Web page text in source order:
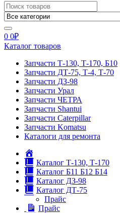
Search
for:
0 0₽
Каталог товаров
Запчасти Т-130, Т-170, Б10
Запчасти ДТ-75, Т-4, Т-70
Запчасти ДЗ-98
Запчасти Урал
Запчасти ЧЕТРА
Запчасти Shantui
Запчасти Caterpillar
Запчасти Komatsu
Каталоги для ремонта
Каталог Т-130, Т-170
Каталог Б11 Б12 Б14
Каталог ДЗ-98
Каталог ДТ-75
Прайс
Прайс